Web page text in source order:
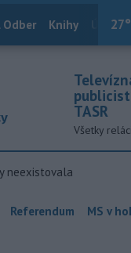
27
Odber Knihy
TASR
Všetky
neexistovala
Referendum MS v